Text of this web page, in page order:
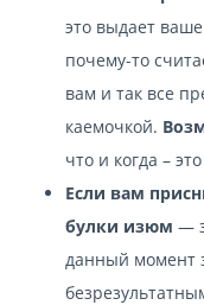
это выдает
почему-то
вам и так все
каемочкой.
что и когда –
Если вам
булки изюм —
данный момент